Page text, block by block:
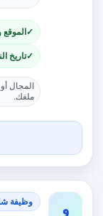
تاريخ
المجال
ملفك.
و وظيفة